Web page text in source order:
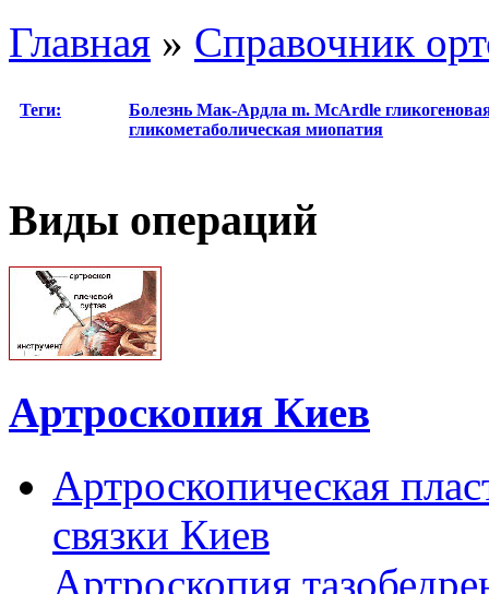
Главная » Справочник
Теги: Болезнь Мак-Ардла m. McArdle
гликометаболическая миопатия
Виды операций
Артроскопия Киев
Артроскопическая
связки Киев
Артроскопия